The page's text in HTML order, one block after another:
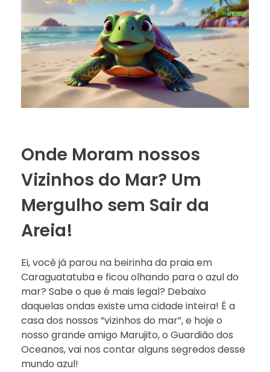
Onde Moram nossos
Vizinhos do Mar? Um
Mergulho sem Sair da
Areia!
Ei, você já parou na beirinha da praia em
Caraguatatuba e ficou olhando para o azul do
mar? Sabe o que é mais legal? Debaixo
daquelas ondas existe uma cidade inteira! É a
casa dos nossos “vizinhos do mar”, e hoje o
nosso grande amigo Marujito, o Guardião dos
Oceanos, vai nos contar alguns segredos desse
mundo azul!